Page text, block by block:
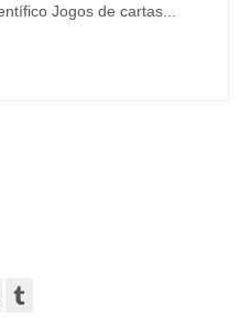
Jogos de cartas...